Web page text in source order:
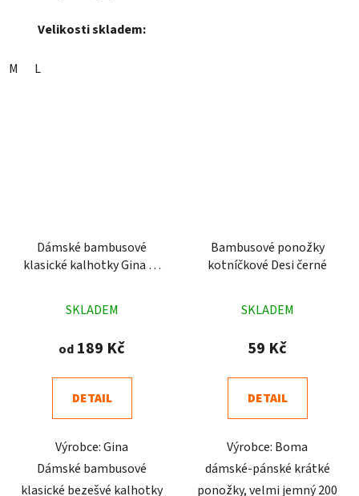
Velikosti skladem:
M L
Dámské bambusové
klasické kalhotky Gina 18
hodnocení
produktu
4,8
z
hvězdiček.
SKLADEM
od 189 Kč
DETAIL
Výrobce: Gina
Dámské bambusové
klasické bezešvé kalhotky
Bambusové ponožky
kotníčkové Desi černé
hodnocení
produktu
5,0
z
hvězdiček.
SKLADEM
59 Kč
DETAIL
Výrobce: Boma
dámské-pánské krátké
ponožky, velmi jemný 200